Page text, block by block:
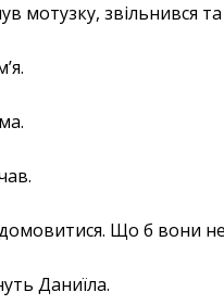
мотузку, звільнився
Що б вони
Даниїла.